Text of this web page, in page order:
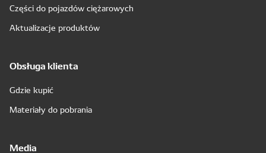
Części do pojazdów ciężarowych
Aktualizacje produktów
Obsługa klienta
Gdzie kupić
Materiały do pobrania
Media